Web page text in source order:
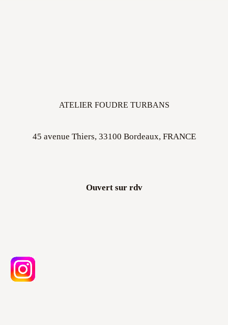
ATELIER FOUDRE TURBANS
45 avenue Thiers, 33100 Bordeaux, FRANCE
Ouvert sur rdv